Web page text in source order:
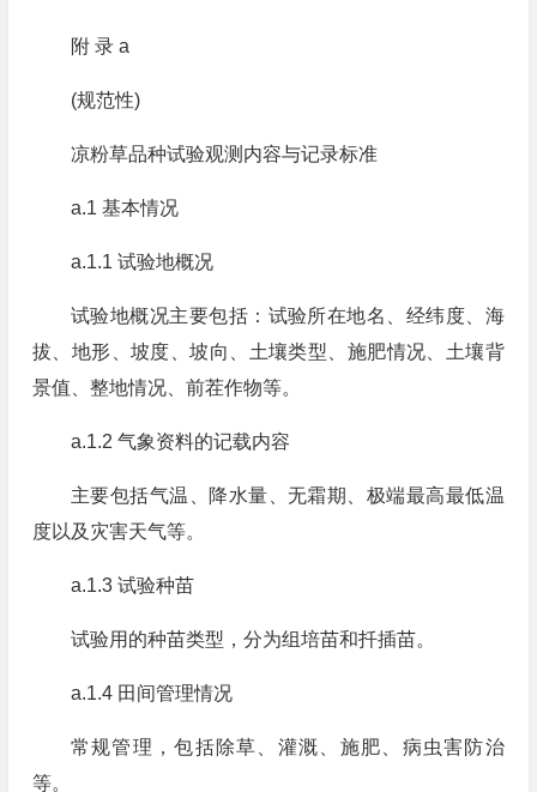
附 录 a
(规范性)
凉粉草品种试验观测内容与记录标准
a.1 基本情况
a.1.1 试验地概况
试验地概况主要包括：试验所在地名、经纬度、海
拔、地形、坡度、坡向、土壤类型、施肥情况、土壤背
景值、整地情况、前茬作物等。
a.1.2 气象资料的记载内容
主要包括气温、降水量、无霜期、极端最高最低温
度以及灾害天气等。
a.1.3 试验种苗
试验用的种苗类型，分为组培苗和扦插苗。
a.1.4 田间管理情况
常规管理，包括除草、灌溉、施肥、病虫害防治
等。